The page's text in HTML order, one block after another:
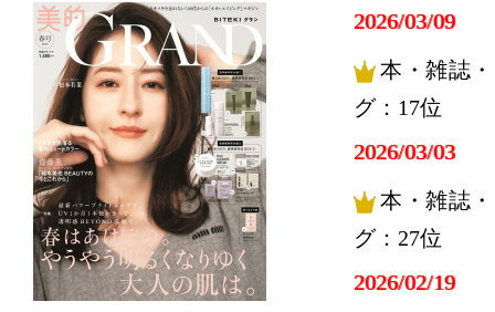
2026/03/09
本・雑誌
グ：17位
2026/03/03
本・雑誌
グ：27位
2026/02/19